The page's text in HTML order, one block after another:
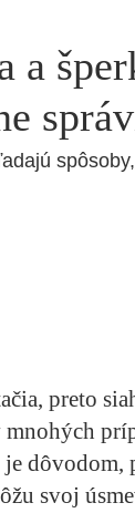
a
preto
dôvodom,
svoj